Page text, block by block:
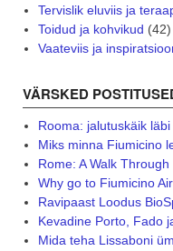
Tervislik eluviis ja
Toidud ja kohvikud (42)
Vaateviis ja
VÄRSKED
Rooma: jalutuskäik
Miks minna Fiumicino
Rome: A Walk
Why go to Fiumicino
Ravipaast Loodus
Kevadine Porto, Fado
Mida teha Lissaboni